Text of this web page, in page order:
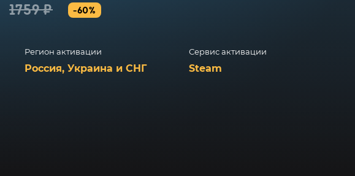
1759 ₽ -60%
Регион активации
Россия, Украина и СНГ
Сервис активации
Steam